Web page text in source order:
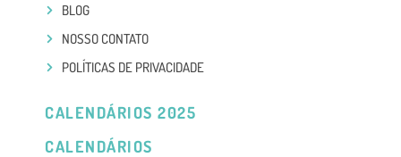
BLOG
NOSSO CONTATO
POLÍTICAS DE PRIVACIDADE
CALENDÁRIOS 2025
CALENDÁRIOS